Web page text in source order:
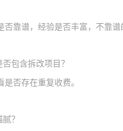
否靠谱，经验是否丰富， 不靠谱
包含拆改项目？
是否存在重复收费。
？